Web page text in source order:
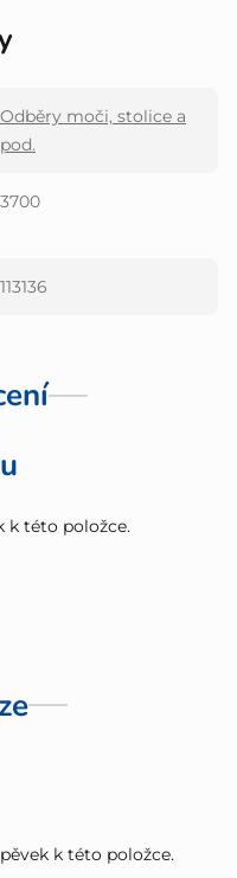
Odběry moči, stolice a
pod.
3700
113136
k této položce.
k této položce.